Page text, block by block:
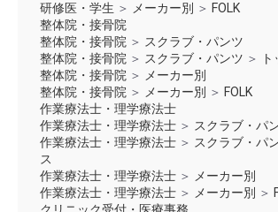
研修医・学生 ＞ メーカー別 ＞ FOLK
整体院・接骨院
整体院・接骨院 ＞ スクラブ・パンツ
整体院・接骨院 ＞ スクラブ・パンツ ＞
整体院・接骨院 ＞
メーカー別
整体院・接骨院 ＞ メーカー別 ＞ FOLK
作業療法士・理学療法士
作業療法士・理学療法士 ＞ スクラブ・パ
作業療法士・理学療法士 ＞ スクラブ・パ
ス
作業療法士・理学療法士 ＞
メーカー別
作業療法士・理学療法士 ＞ メーカー別 ＞